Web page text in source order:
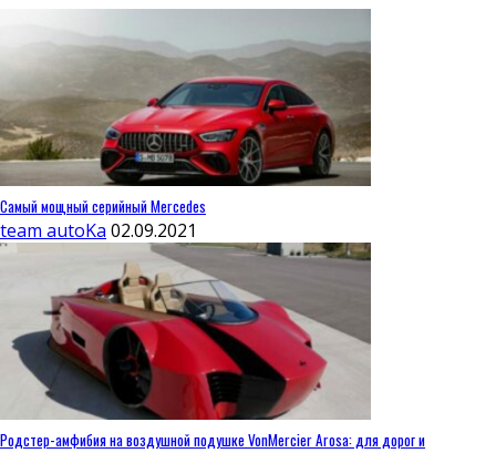
Самый мощный серийный Mercedes
team autoKa 02.09.2021
Родстер-амфибия на воздушной подушке VonMercier Arosa: для дорог и